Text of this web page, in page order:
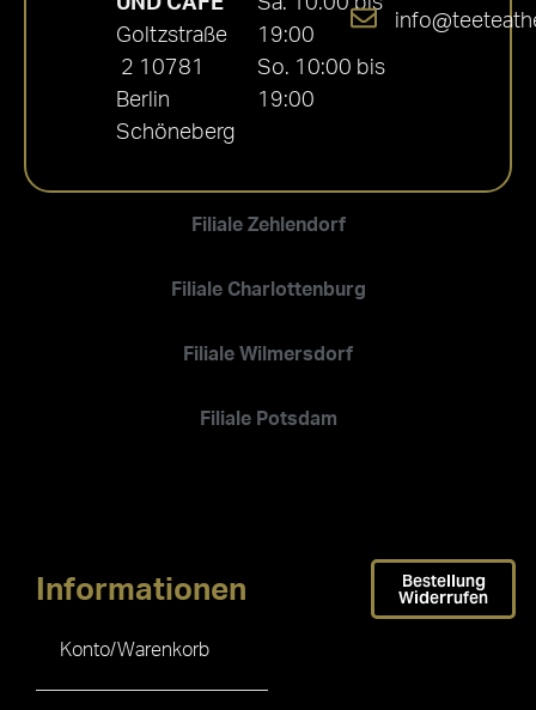
Filiale Zehlendorf
Filiale Charlottenburg
Filiale Wilmersdorf
Filiale Potsdam
Goltzstraße
2 10781
Berlin
Schöneberg
19:00
So. 10:00 bis
19:00
Informationen
Konto/Warenkorb
Bestellung
Widerrufen